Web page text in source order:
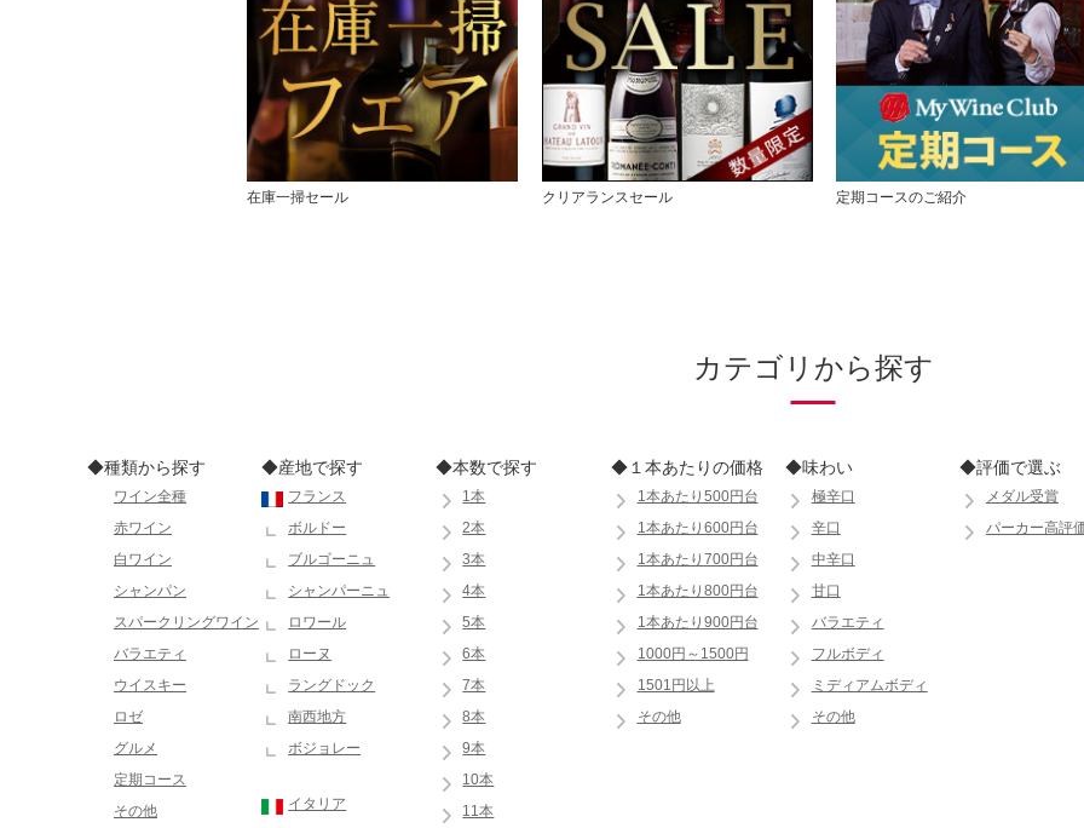
在庫一掃セール クリアランスセール 定期コースのご紹介
カテゴリから探す
◆種類から探す
ワイン全種
赤ワイン
白ワイン
シャンパン
スパークリングワイン
バラエティ
ウイスキー
ロゼ
グルメ
定期コース
その他
◆産地で探す
フランス
ボルドー
ブルゴーニュ
シャンパーニュ
ロワール
ローヌ
ラングドック
南西地方
ボジョレー
イタリア
◆本数で探す
1本
2本
3本
4本
5本
6本
7本
8本
9本
10本
11本
◆１本あたりの価格
1本あたり500円台
1本あたり600円台
1本あたり700円台
1本あたり800円台
1本あたり900円台
1000円～1500円
1501円以上
その他
◆味わい
極辛口
辛口
中辛口
甘口
バラエティ
フルボディ
ミディアムボディ
その他
◆評価で選ぶ
メダル受賞
パーカー高評